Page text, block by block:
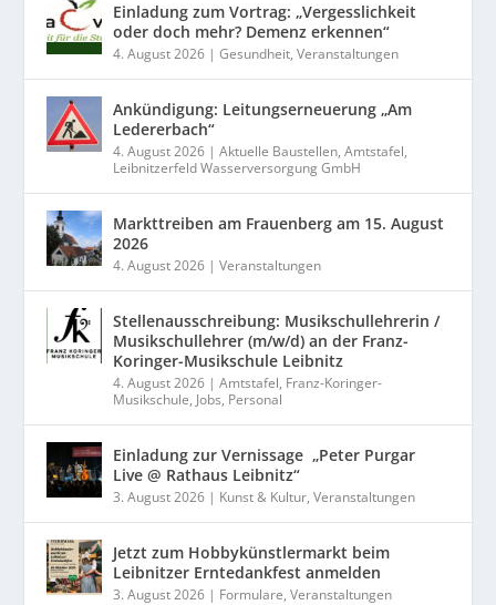
Einladung zum Vortrag: „Vergesslichkeit
oder doch mehr? Demenz erkennen“
4. August 2026 |Gesundheit,Veranstaltungen
Ankündigung: Leitungserneuerung „Am
Ledererbach“
4. August 2026 |Aktuelle Baustellen,Amtstafel,
Leibnitzerfeld Wasserversorgung GmbH
Markttreiben am Frauenberg am 15. August
2026
4. August 2026 |Veranstaltungen
Stellenausschreibung: Musikschullehrerin /
Musikschullehrer (m/w/d) an der Franz-
Koringer-Musikschule Leibnitz
4. August 2026 |Amtstafel, Franz-Koringer-
Musikschule, Jobs, Personal
Einladung zur Vernissage „Peter Purgar
Live @ Rathaus Leibnitz“
3. August 2026 | Kunst & Kultur,Veranstaltungen
Jetzt zum Hobbykünstlermarkt beim
Leibnitzer Erntedankfest anmelden
3. August 2026 | Formulare,Veranstaltungen